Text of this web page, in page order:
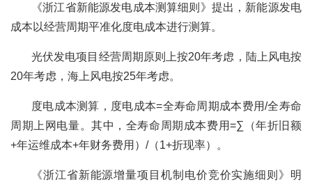
《浙江省新能源发电成本测算细则》提出，新能源发电
成本以经营周期平准化度电成本进行测算。
光伏发电项目经营周期原则上按20年考虑，陆上风电按
20年考虑，海上风电按25年考虑。
度电成本测算，度电成本=全寿命周期成本费用/全寿命
周期上网电量。其中，全寿命周期成本费用=∑（年折旧额
+年运维成本+年财务费用）/（1+折现率）。
《浙江省新能源增量项目机制电价竞价实施细则》明